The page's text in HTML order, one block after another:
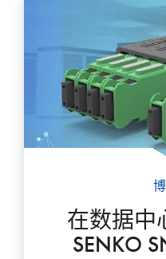
在数据中
SENKO